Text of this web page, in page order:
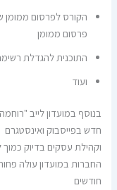
הקורס לפרסום ממומן
פרסום ממומן
התוכנית להגדלת
ועוד
בנוסף במועדון לייב
חדש בפייסבוק ואינסטגרם
וקהילת עסקים בדיוק
חודשים